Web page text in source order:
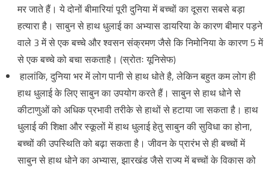
मर जाते हैं। ये दोनों बीमारियां पूरी दुनिया में बच्चों का दूसरा सबसे बड़ा
हत्यारा है। साबुन से हाथ धुलाई का अभ्यास डायरिया के कारण बीमार पड़ने
वाले 3 में से एक बच्चे और श्वसन संक्रमण जैसे कि निमोनिया के कारण 5 में
से एक बच्चे को बचा सकताहै। (स्रोतः यूनिसेफ)
हालांकि, दुनिया भर में लोग पानी से हाथ धोते है, लेकिन बहुत कम लोग ही
हाथ धुलाई के लिए साबुन का उपयोग करते हैं। साबुन से हाथ धोने से
कीटाणुओं को अधिक प्रभावी तरीके से हाथों से हटाया जा सकता है। हाथ
धुलाई की शिक्षा और स्कूलों में हाथ धुलाई हेतु साबुन की सुविधा का होना,
बच्चों की उपस्थिति को बढ़ा सकता है। जीवन के प्रारंभ से ही बच्चों में
साबुन से हाथ धोने का अभ्यास, झारखंड जैसे राज्य में बच्चों के विकास को